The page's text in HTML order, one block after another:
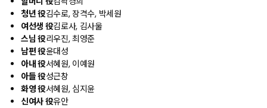
청년 役김수로, 장격수, 박세원
여선생 役김로사, 김사울
스님 役리우진, 최영준
남편 役윤대성
아내 役서혜원, 이예원
아들 役성근창
화영 役서혜원, 심지윤
신여사 役유안